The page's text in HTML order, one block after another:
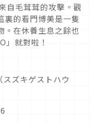
自毛茸茸的攻擊。觀
裏的看門博美是一隻
。在休養生息之餘也
」就對啦！
ズキゲストハウ